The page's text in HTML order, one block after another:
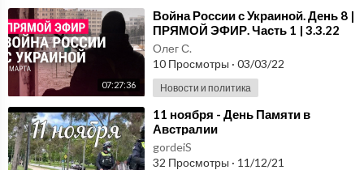
07:27:36
⁣Война России с Украиной. День 8 |
ПРЯМОЙ ЭФИР. Часть 1 | 3.3.22
Олег С.
10 Просмотры · 03/03/22
Новости и политика
⁣11 ноября - День Памяти в
Австралии
gordeiS
32 Просмотры · 11/12/21